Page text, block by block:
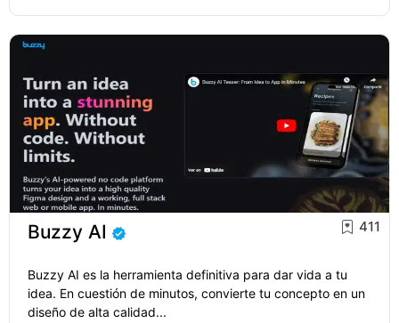
Buzzy AI 411
Buzzy AI es la herramienta definitiva para dar vida a tu
idea. En cuestión de minutos, convierte tu concepto en un
diseño de alta calidad...